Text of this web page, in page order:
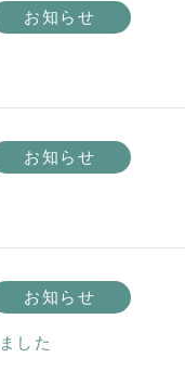
お知らせ
お知らせ
お知らせ
した